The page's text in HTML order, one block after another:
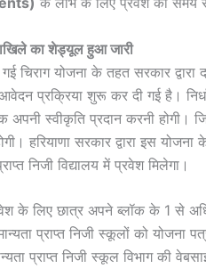
का शेड्यूल हुआ जारी
गई चिराग योजना के तहत सरकार द्वारा
प्रक्रिया शुरू कर दी गई है।
अपनी स्वीकृति प्रदान करनी होगी।
हरियाणा सरकार द्वारा इस
निजी विद्यालय में प्रवेश मिलेगा।
के लिए छात्र अपने ब्लॉक के 1 से
प्राप्त निजी स्कूलों को योजना
प्राप्त निजी स्कूल विभाग की